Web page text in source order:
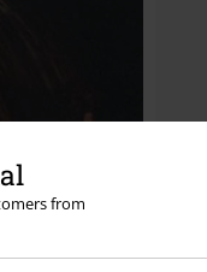
from